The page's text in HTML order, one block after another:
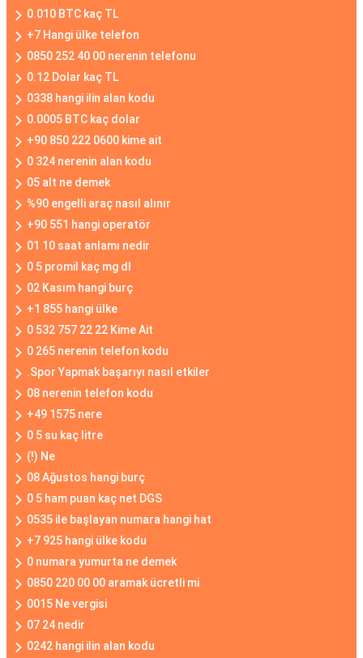
0.010 BTC kaç TL
+7 Hangi ülke telefon
0850 252 40 00 nerenin telefonu
0.12 Dolar kaç TL
0338 hangi ilin alan kodu
0.0005 BTC kaç dolar
+90 850 222 0600 kime ait
0 324 nerenin alan kodu
05 alt ne demek
%90 engelli araç nasıl alınır
+90 551 hangi operatör
01 10 saat anlamı nedir
0 5 promil kaç mg dl
02 Kasım hangi burç
+1 855 hangi ülke
0 532 757 22 22 Kime Ait
0 265 nerenin telefon kodu
.Spor Yapmak başarıyı nasıl etkiler
08 nerenin telefon kodu
+49 1575 nere
0 5 su kaç litre
(!) Ne
08 Ağustos hangi burç
0 5 ham puan kaç net DGS
0535 ile başlayan numara hangi hat
+7 925 hangi ülke kodu
0 numara yumurta ne demek
0850 220 00 00 aramak ücretli mi
0015 Ne vergisi
07 24 nedir
0242 hangi ilin alan kodu